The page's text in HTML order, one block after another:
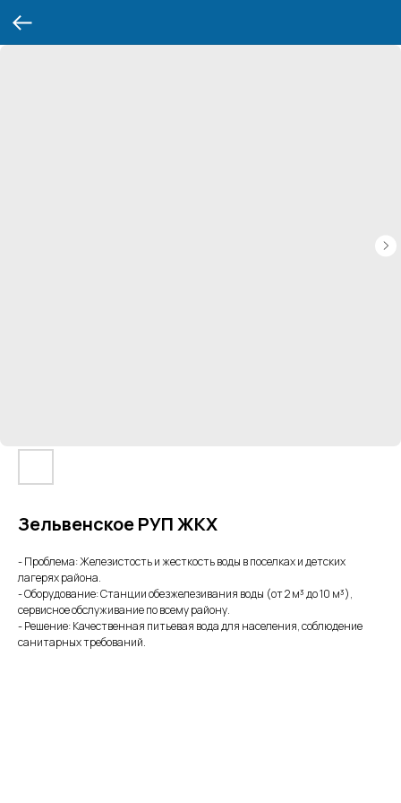
Зельвенское РУП ЖКХ
- Проблема: Железистость и жесткость воды в поселках и детских
лагерях района.
- Оборудование: Станции обезжелезивания воды (от 2 м³ до 10 м³),
сервисное обслуживание по всему району.
- Решение: Качественная питьевая вода для населения, соблюдение
санитарных требований.